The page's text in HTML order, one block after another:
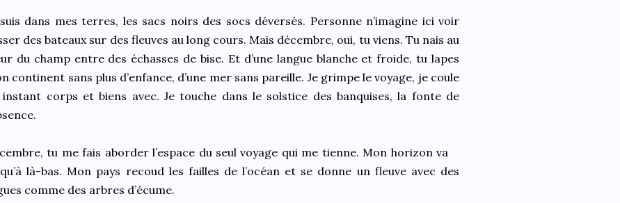
dans mes terres, les sacs noirs des socs déversés. Personne n’imagine ici voir
des bateaux sur des fleuves au long cours. Mais décembre, oui, tu viens. Tu nais au
du champ entre des échasses de bise. Et d’une langue blanche et froide, tu lapes
continent sans plus d’enfance, d’une mer sans pareille. Je grimpe le voyage, je coule
corps et biens avec. Je touche dans le solstice des banquises, la fonte de
tu me fais aborder l’espace du seul voyage qui me tienne. Mon horizon va
là-bas. Mon pays recoud les failles de l’océan et se donne un fleuve avec des
comme des arbres d’écume.